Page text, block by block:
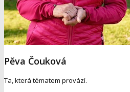
Pěva Čouková
Ta, která tématem provází.